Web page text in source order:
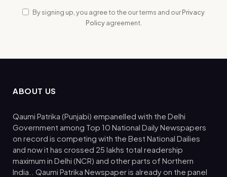
By signing up, you agree to the our terms and ourPrivacy
Policyagreement.
ABOUT US
Qaumi Patrika (Punjabi) empanelled with the Delhi
Government among Top 10 National Daily Newspapers
on record is competing with the Best National Dailies
and now it has crossed 25 lakhs total readership
maximum in Delhi (NCR) and other parts of Northern
India.. Qaumi Patrika Newspaper is already on the panel